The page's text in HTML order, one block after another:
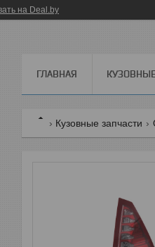
на Deal.by
ГЛАВНАЯ
Кузовные запчасти